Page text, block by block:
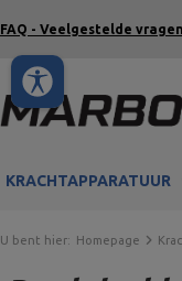
FAQ - Veelgestelde vragen
KRACHTAPPARATUUR
U bent hier: Homepage